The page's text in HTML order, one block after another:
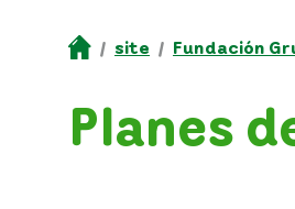
site Fundación
Planes